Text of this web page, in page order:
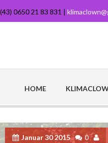
(43) 0650 21 83 831 |
HOME
Januar 30 2015 0